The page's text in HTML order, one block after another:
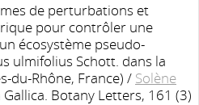
de perturbations et
pour contrôler une
écosystème pseudo-
ulmifolius Schott. dans la
du-Rhône, France) / Solène
Botany Letters, 161 (3)